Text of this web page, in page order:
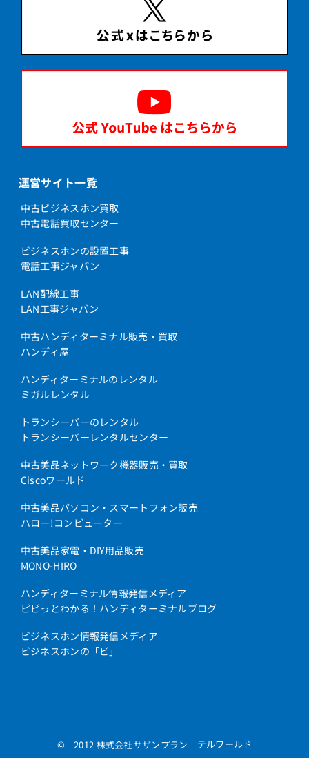
運営サイト一覧
中古ビジネスホン買取
中古電話買取センター
ビジネスホンの設置工事
電話工事ジャパン
LAN配線工事
LAN工事ジャパン
中古ハンディターミナル販売・買取
ハンディ屋
ハンディターミナルのレンタル
ミガルレンタル
トランシーバーのレンタル
トランシーバーレンタルセンター
中古美品ネットワーク機器販売・買取
Ciscoワールド
中古美品パソコン・スマートフォン販売
ハロー!コンピューター
中古美品家電・DIY用品販売
MONO-HIRO
ハンディターミナル情報発信メディア
ピピっとわかる！ハンディターミナルブログ
ビジネスホン情報発信メディア
ビジネスホンの「ビ」
© 2012 株式会社サザンプラン テルワールド